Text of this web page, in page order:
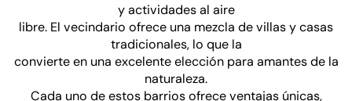
y actividades al aire
libre. El vecindario ofrece una mezcla de villas y casas
tradicionales, lo que la
convierte en una excelente elección para amantes de la
naturaleza.
Cada uno de estos barrios ofrece ventajas únicas,